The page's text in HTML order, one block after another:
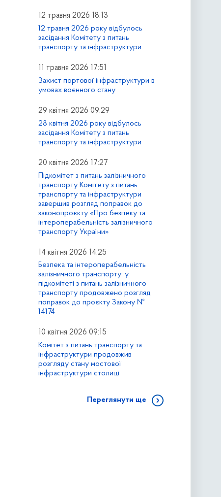
12 травня 2026 18:13
12 травня 2026 року відбулось
засідання Комітету з питань
транспорту та інфраструктури.
11 травня 2026 17:51
Захист портової інфраструктури в
умовах воєнного стану
29 квітня 2026 09:29
28 квітня 2026 року відбулось
засідання Комітету з питань
транспорту та інфраструктури
20 квітня 2026 17:27
Підкомітет з питань залізничного
транспорту Комітету з питань
транспорту та інфраструктури
завершив розгляд поправок до
законопроєкту «Про безпеку та
інтероперабельність залізничного
транспорту України»
14 квітня 2026 14:25
Безпека та інтероперабельність
залізничного транспорту: у
підкомітеті з питань залізничного
транспорту продовжено розгляд
поправок до проєкту Закону №
14174
10 квітня 2026 09:15
Комітет з питань транспорту та
інфраструктури продовжив
розгляду стану мостової
інфраструктури столиці
Переглянути ще